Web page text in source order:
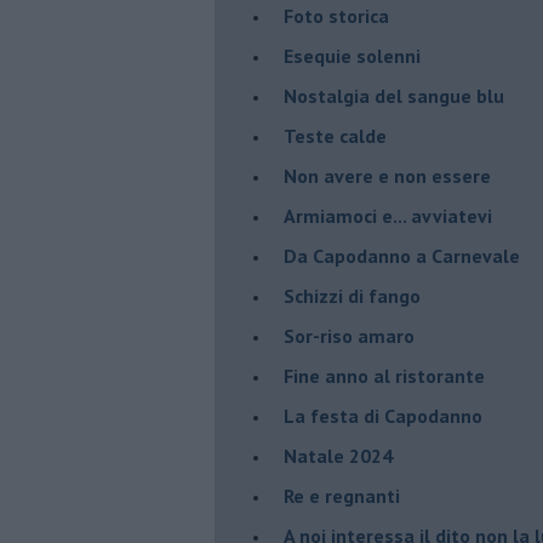
Foto storica
Esequie solenni
Nostalgia del sangue blu
Teste calde
Non avere e non essere
Armiamoci e... avviatevi
Da Capodanno a Carnevale
Schizzi di fango
Sor-riso amaro
Fine anno al ristorante
La festa di Capodanno
Natale 2024
Re e regnanti
A noi interessa il dito non la